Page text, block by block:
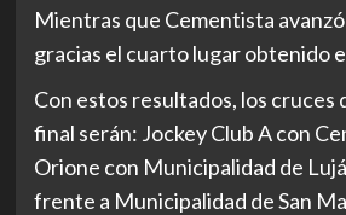
Mientras que Cementista
gracias el cuarto lugar obtenido
Con estos resultados, los cruces
final serán: Jockey Club A con
Orione con Municipalidad de
frente a Municipalidad de San